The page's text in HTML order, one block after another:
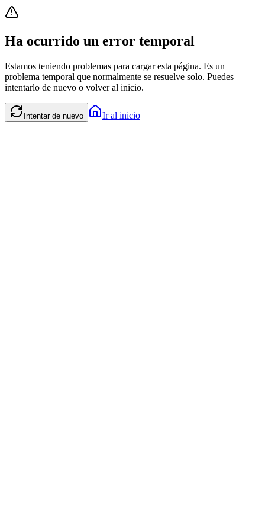
Ha ocurrido un error temporal
Estamos teniendo problemas para cargar esta página. Es un
problema temporal que normalmente se resuelve solo. Puedes
intentarlo de nuevo o volver al inicio.
Intentar de nuevo Ir al inicio